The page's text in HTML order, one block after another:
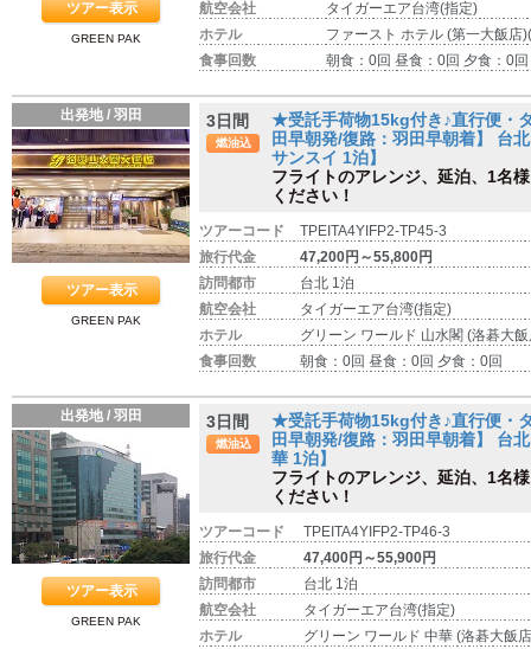
ツアー表示
GREEN PAK
航空会社
タイガーエア台湾(指定)
ホテル
ファースト ホテル (第一大飯店
食事回数
朝食：0回 昼食：0回 夕食：0回
出発地 / 羽田
ツアー表示
GREEN PAK
3日間
燃油込
★受託手荷物15kg付き♪直行便・
田早朝発/復路：羽田早朝着】 台
サンスイ 1泊】
フライトのアレンジ、延泊、1名
ください！
ツアーコード
TPEITA4YIFP2-TP45-3
旅行代金
47,200円～55,800円
訪問都市
台北 1泊
航空会社
タイガーエア台湾(指定)
ホテル
グリーン ワールド 山水閣 (洛碁大
食事回数
朝食：0回 昼食：0回 夕食：0回
出発地 / 羽田
ツアー表示
GREEN PAK
3日間
燃油込
★受託手荷物15kg付き♪直行便・
田早朝発/復路：羽田早朝着】 台
華 1泊】
フライトのアレンジ、延泊、1名
ください！
ツアーコード
TPEITA4YIFP2-TP46-3
旅行代金
47,400円～55,900円
訪問都市
台北 1泊
航空会社
タイガーエア台湾(指定)
ホテル
グリーン ワールド 中華 (洛碁大飯